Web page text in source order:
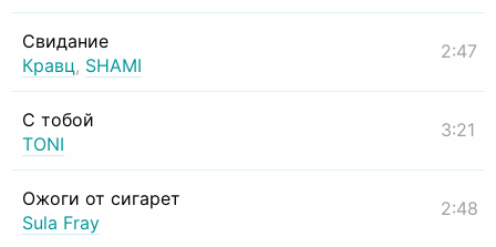
Свидание
Кравц, SHAMI
2:47
С тобой
TONI
3:21
Ожоги от сигарет
Sula Fray
2:48